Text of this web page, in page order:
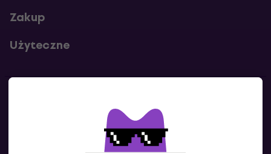
Zakup
Użyteczne
Skontaktuj się z nami